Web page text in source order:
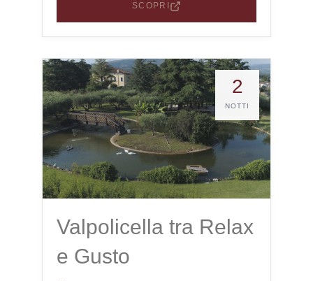
SCOPRI
2
NOTTI
Valpolicella tra Relax
e Gusto